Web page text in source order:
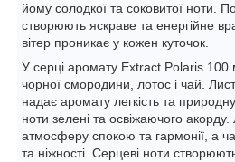
йому солодкої та соковитої ноти.
створюють яскраве та енергійне
вітер проникає у кожен куточок.
У серці аромату Extract Polaris 100
чорної смородини, лотос і чай.
надає аромату легкість та
ноти зелені та освіжаючого
атмосферу спокою та гармонії, а
та ніжності. Серцеві ноти